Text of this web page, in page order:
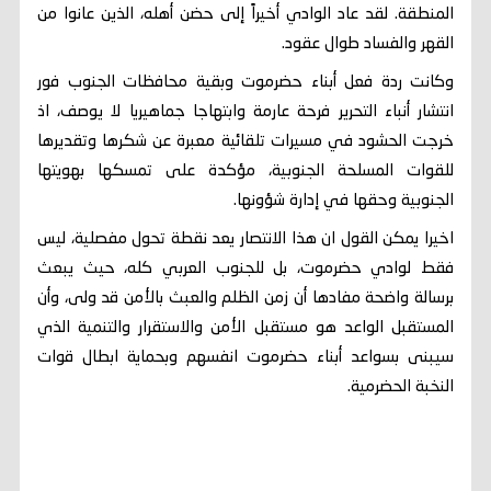
المنطقة. لقد عاد الوادي أخيراً إلى حضن أهله، الذين عانوا من
القهر والفساد طوال عقود.
وكانت ردة فعل أبناء حضرموت وبقية محافظات الجنوب فور
انتشار أنباء التحرير فرحة عارمة وابتهاجا جماهيريا لا يوصف، اذ
خرجت الحشود في مسيرات تلقائية معبرة عن شكرها وتقديرها
للقوات المسلحة الجنوبية، مؤكدة على تمسكها بهويتها
الجنوبية وحقها في إدارة شؤونها.
اخيرا يمكن القول ان هذا الانتصار يعد نقطة تحول مفصلية، ليس
فقط لوادي حضرموت، بل للجنوب العربي كله، حيث يبعث
برسالة واضحة مفادها أن زمن الظلم والعبث بالأمن قد ولى، وأن
المستقبل الواعد هو مستقبل الأمن والاستقرار والتنمية الذي
سيبنى بسواعد أبناء حضرموت انفسهم وبحماية ابطال قوات
النخبة الحضرمية.